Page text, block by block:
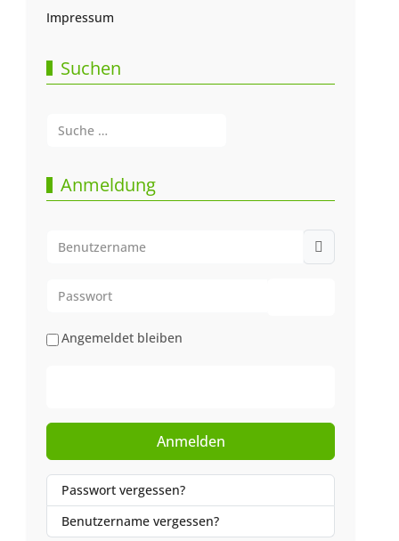
Impressum
Suchen
Anmeldung
Angemeldet bleiben
Anmelden
Passwort vergessen?
Benutzername vergessen?